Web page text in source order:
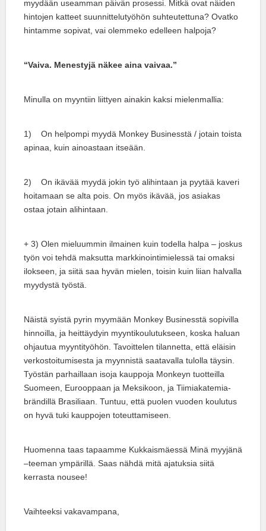
myydään useamman päivän prosessi. Mitkä ovat näiden
hintojen katteet suunnittelutyöhön suhteutettuna? Ovatko
hintamme sopivat, vai olemmeko edelleen halpoja?
“Vaiva. Menestyjä näkee aina vaivaa.”
Minulla on myyntiin liittyen ainakin kaksi mielenmallia:
1) On helpompi myydä Monkey Businesstä / jotain toista
apinaa, kuin ainoastaan itseään.
2) On ikävää myydä jokin työ alihintaan ja pyytää kaveri
hoitamaan se alta pois. On myös ikävää, jos asiakas
ostaa jotain alihintaan.
+ 3) Olen mieluummin ilmainen kuin todella halpa – joskus
työn voi tehdä maksutta markkinointimielessä tai omaksi
ilokseen, ja siitä saa hyvän mielen, toisin kuin liian halvalla
myydystä työstä.
Näistä syistä pyrin myymään Monkey Businesstä sopivilla
hinnoilla, ja heittäydyin myyntikoulutukseen, koska haluan
ohjautua myyntityöhön. Tavoittelen tilannetta, että eläisin
verkostoitumisesta ja myynnistä saatavalla tulolla täysin.
Työstän parhaillaan isoja kauppoja Monkeyn tuotteilla
Suomeen, Eurooppaan ja Meksikoon, ja Tiimiakatemia-
brändillä Brasiliaan. Tuntuu, että puolen vuoden koulutus
on hyvä tuki kauppojen toteuttamiseen.
Huomenna taas tapaamme Kukkaismäessä Minä myyjänä
–teeman ympärillä. Saas nähdä mitä ajatuksia siitä
kerrasta nousee!
Vaihteeksi vakavampana,